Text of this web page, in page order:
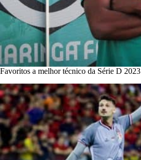
Favoritos a melhor técnico da Série D 2023